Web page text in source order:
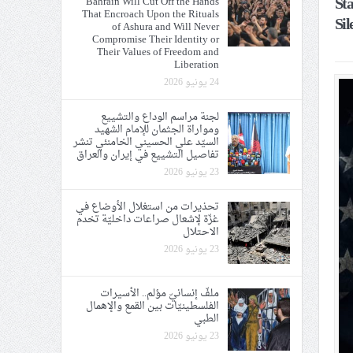
الحريّة والتحرير
الإمام الحسين «ع»
في إيران والعراق
That Encroach Upon the Rituals
of Ashura and Will Never
Compromise Their Identity or
Their Values of Freedom and
Liberation
24 يونيو 2026
لجنة مراسم الوداع والتشييع
ومواراة الجثمان للإمام الشهيد
السيّد علي الحسيني الخامنئي تنشر
تفاصيل التشييع في إيران والعراق
23 يونيو 2026
تحذيرات من استغلال الأوضاع في
غزّة لإشعال صراعات داخليّة تخدم
الاحتلال
23 يونيو 2026
ملفّ إنسانيّ مؤلم.. الأسيرات
الفلسطينيّات بين القمع والإهمال
الطبي
23 يونيو 2026